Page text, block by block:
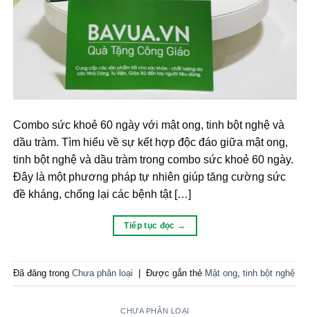
Combo sức khoẻ 60 ngày với mật ong, tinh bột nghệ và
dầu tràm. Tìm hiểu về sự kết hợp độc đáo giữa mật ong,
tinh bột nghệ và dầu tràm trong combo sức khoẻ 60 ngày.
Đây là một phương pháp tự nhiên giúp tăng cường sức
đề kháng, chống lại các bệnh tật […]
Tiếp tục đọc →
Đã đăng trong Chưa phân loại | Được gắn thẻ Mật ong tinh bột nghệ
CHƯA PHÂN LOẠI